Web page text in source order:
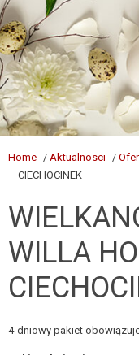
Home / Aktualnosci /
– CIECHOCINEK
WILLA
4-dniowy pakiet